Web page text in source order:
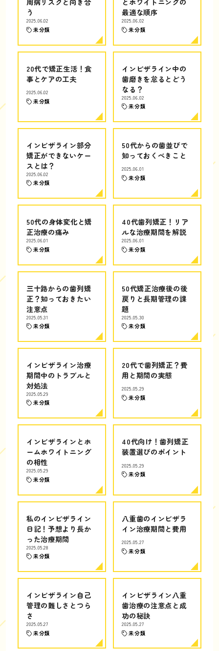
う
2025.06.02
未分類
最適な順序
2025.06.02
未分類
20代で矯正生活！食
事とケアの工夫
2025.06.02
未分類
インビザライン中の
歯磨きを怠るとどう
なる？
2025.06.02
未分類
インビザライン部分
矯正ができないケー
スとは？
2025.06.02
未分類
50代からの歯並びで
知っておくべきこと
2025.06.01
未分類
50代の身体変化と矯
正治療の痛み
2025.06.01
未分類
40代歯列矯正！リア
ルな治療期間を解説
2025.06.01
未分類
三十路からの歯列矯
正？知っておきたい
注意点
2025.05.31
未分類
50代矯正治療後の後
戻りと長期管理の課
題
2025.05.30
未分類
インビザライン治療
期間中のトラブルと
対処法
2025.05.29
未分類
20代で歯列矯正？費
用と期間の実態
2025.05.29
未分類
インビザラインとホ
ームホワイトニング
の相性
2025.05.29
未分類
40代向け！歯列矯正
装置選びのポイント
2025.05.29
未分類
私のインビザライン
日記！予想より長か
った治療期間
2025.05.28
未分類
八重歯のインビザラ
イン治療期間と費用
2025.05.27
未分類
インビザライン自己
管理の難しさとつら
さ
2025.05.27
未分類
インビザライン八重
歯治療の注意点と成
功の秘訣
2025.05.27
未分類